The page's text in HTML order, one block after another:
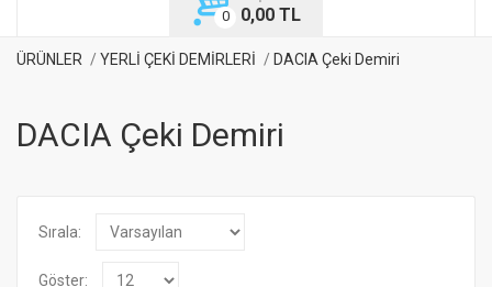
0,00 TL
ÜRÜNLER YERLİ ÇEKİ DEMİRLERİ DACIA Çeki Demiri
DACIA Çeki Demiri
Sırala:
Göster: